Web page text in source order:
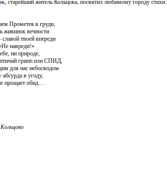
, старейший житель Кольцова, посвятил любимому городу стихи:
Прометея в груди,
живинок вечности
твоей впереди
навреди!»
ни природе,
грипп или СПИД,
для нас небосводом
абсурда в угоду,
прощает обид…